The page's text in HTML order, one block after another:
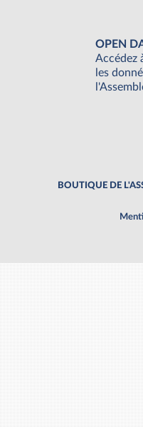
OPEN
Accédez
les
BOUTIQUE DE